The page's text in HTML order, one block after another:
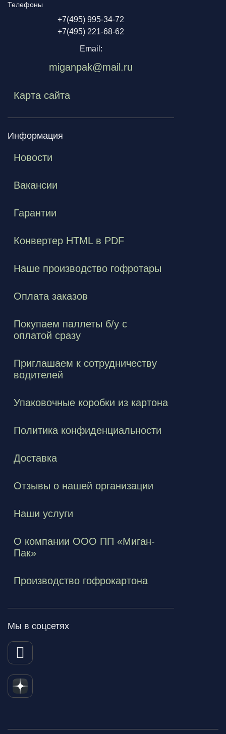
Телефоны
+7(495) 995-34-72
+7(495) 221-68-62
Email:
miganpak@mail.ru
Карта сайта
Информация
Новости
Вакансии
Гарантии
Конвертер HTML в PDF
Наше производство гофротары
Оплата заказов
Покупаем паллеты б/у с
оплатой сразу
Приглашаем к сотрудничеству
водителей
Упаковочные коробки из картона
Политика конфиденциальности
Доставка
Отзывы о нашей организации
Наши услуги
О компании ООО ПП «Миган-
Пак»
Производство гофрокартона
Мы в соцсетях